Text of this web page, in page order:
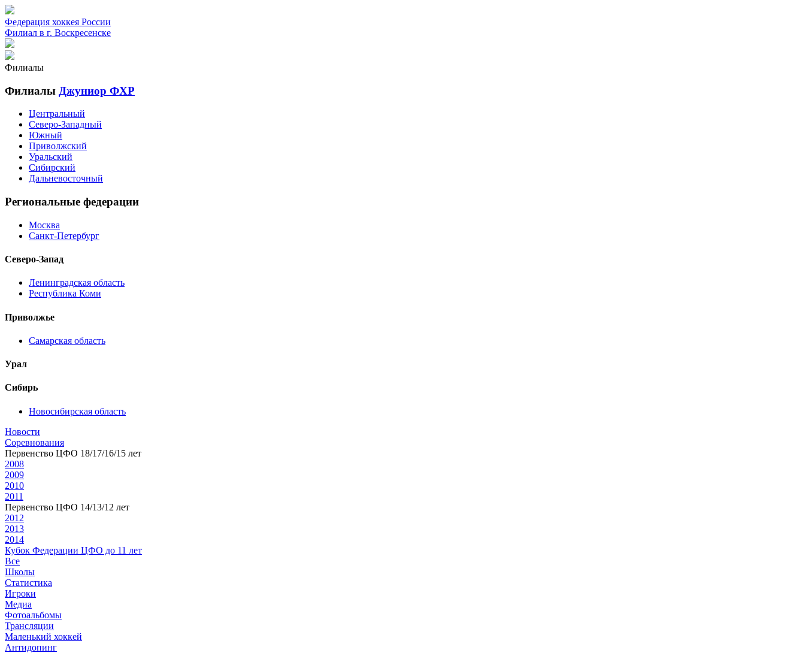
Федерация хоккея России
Филиал в г. Воскресенске
Филиалы
Филиалы Джуниор ФХР
Центральный
Северо-Западный
Южный
Приволжский
Уральский
Сибирский
Дальневосточный
Региональные федерации
Москва
Санкт-Петербург
Северо-Запад
Ленинградская область
Республика Коми
Приволжье
Самарская область
Урал
Сибирь
Новосибирская область
Новости
Соревнования
Первенство ЦФО 18/17/16/15 лет
2008
2009
2010
2011
Первенство ЦФО 14/13/12 лет
2012
2013
2014
Кубок Федерации ЦФО до 11 лет
Все
Школы
Статистика
Игроки
Медиа
Фотоальбомы
Трансляции
Маленький хоккей
Антидопинг